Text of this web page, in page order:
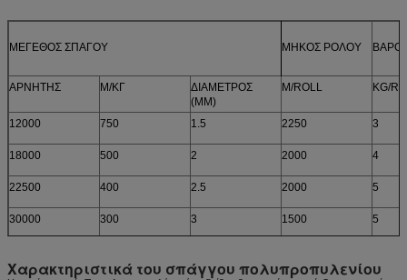
ΜΕΓΕΘΟΣ ΣΠΑΓΟΥ ΜΗΚΟΣ ΡΟΛΟΥ
ΑΡΝΗΤΗΣ Μ/ΚΓ
ΔΙΑΜΕΤΡΟΣ
(MM)
M/ROLL KG/
12000 750 1.5 2250 3
18000 500 2 2000 4
22500 400 2.5 2000 5
30000 300 3 1500 5
Χαρακτηριστικά του σπάγγου πολυπροπυλενίου